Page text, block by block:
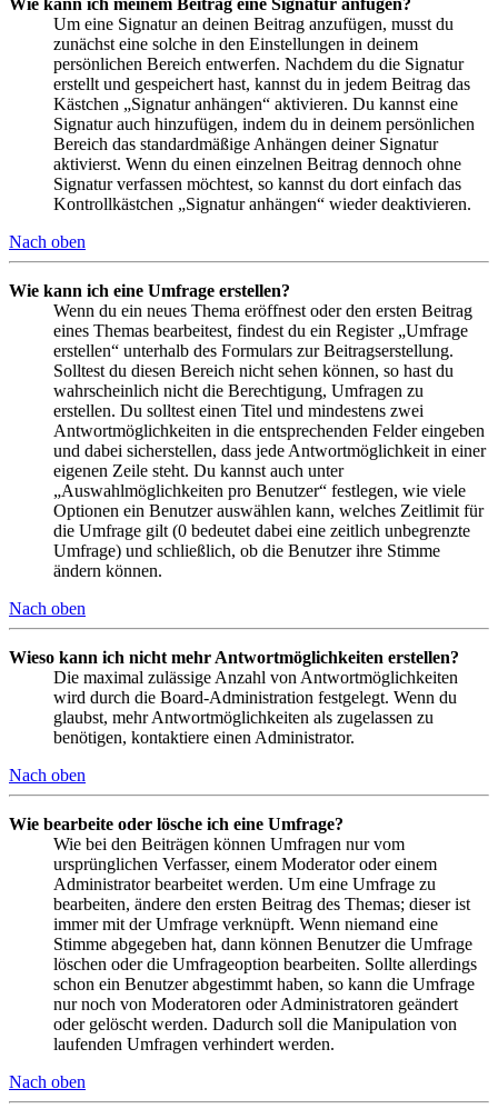
Um eine Signatur an deinen Beitrag anzufügen, musst du
zunächst eine solche in den Einstellungen in deinem
persönlichen Bereich entwerfen. Nachdem du die Signatur
erstellt und gespeichert hast, kannst du in jedem Beitrag das
Kästchen „Signatur anhängen“ aktivieren. Du kannst eine
Signatur auch hinzufügen, indem du in deinem persönlichen
Bereich das standardmäßige Anhängen deiner Signatur
aktivierst. Wenn du einen einzelnen Beitrag dennoch ohne
Signatur verfassen möchtest, so kannst du dort einfach das
Kontrollkästchen „Signatur anhängen“ wieder deaktivieren.
Nach oben
Wie kann ich eine Umfrage erstellen?
Wenn du ein neues Thema eröffnest oder den ersten Beitrag
eines Themas bearbeitest, findest du ein Register „Umfrage
erstellen“ unterhalb des Formulars zur Beitragserstellung.
Solltest du diesen Bereich nicht sehen können, so hast du
wahrscheinlich nicht die Berechtigung, Umfragen zu
erstellen. Du solltest einen Titel und mindestens zwei
Antwortmöglichkeiten in die entsprechenden Felder eingeben
und dabei sicherstellen, dass jede Antwortmöglichkeit in einer
eigenen Zeile steht. Du kannst auch unter
„Auswahlmöglichkeiten pro Benutzer“ festlegen, wie viele
Optionen ein Benutzer auswählen kann, welches Zeitlimit für
die Umfrage gilt (0 bedeutet dabei eine zeitlich unbegrenzte
Umfrage) und schließlich, ob die Benutzer ihre Stimme
ändern können.
Nach oben
Wieso kann ich nicht mehr Antwortmöglichkeiten erstellen?
Die maximal zulässige Anzahl von Antwortmöglichkeiten
wird durch die Board-Administration festgelegt. Wenn du
glaubst, mehr Antwortmöglichkeiten als zugelassen zu
benötigen, kontaktiere einen Administrator.
Nach oben
Wie bearbeite oder lösche ich eine Umfrage?
Wie bei den Beiträgen können Umfragen nur vom
ursprünglichen Verfasser, einem Moderator oder einem
Administrator bearbeitet werden. Um eine Umfrage zu
bearbeiten, ändere den ersten Beitrag des Themas; dieser ist
immer mit der Umfrage verknüpft. Wenn niemand eine
Stimme abgegeben hat, dann können Benutzer die Umfrage
löschen oder die Umfrageoption bearbeiten. Sollte allerdings
schon ein Benutzer abgestimmt haben, so kann die Umfrage
nur noch von Moderatoren oder Administratoren geändert
oder gelöscht werden. Dadurch soll die Manipulation von
laufenden Umfragen verhindert werden.
Nach oben